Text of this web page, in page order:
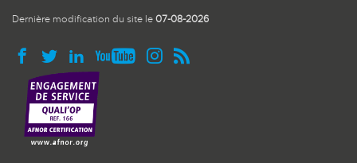
Dernière modification du site le07-08-2026